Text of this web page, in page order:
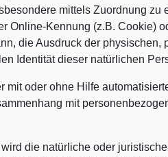
mittels Zuordnung
Online-Kennung (z.B. Cookie)
die Ausdruck der
Identität dieser natürlichen
mit oder ohne Hilfe
mit
wird die natürliche oder